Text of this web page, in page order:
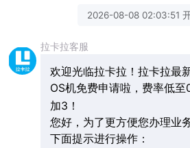
2026-08-08 02:03:51
拉卡拉客服
欢迎光临拉卡拉！拉卡拉最
OS机免费申请啦，费率低
加3！
您好，为了更方便您办理业
下面提示进行操作：